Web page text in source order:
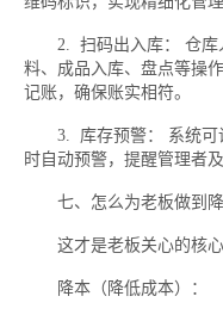
2. 扫码出入库： 仓库
料、成品入库、盘点等操
记账，确保账实相符。
3. 库存预警： 系统可
时自动预警，提醒管理者
七、怎么为老板做到降
这才是老板关心的核心
降本（降低成本）：